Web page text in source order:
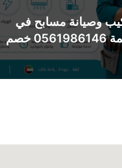
وصيانة مسابح في
راس الخيمة 0561986146 خصم